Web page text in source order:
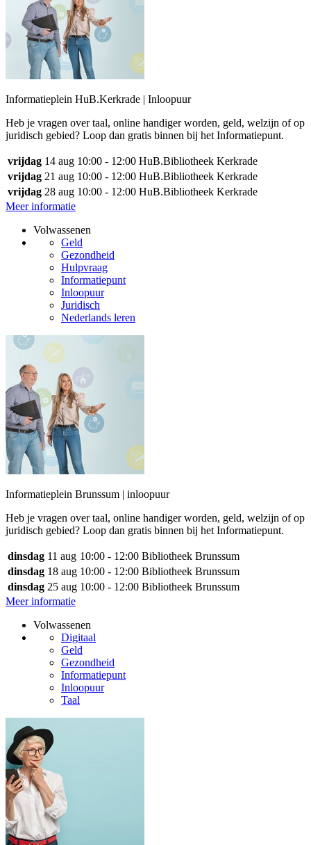
Informatieplein HuB.Kerkrade | Inloopuur
Heb je vragen over taal, online handiger worden, geld, welzijn of op
juridisch gebied? Loop dan gratis binnen bij het Informatiepunt.
vrijdag 14 aug 10:00 - 12:00 HuB.Bibliotheek Kerkrade
vrijdag 21 aug 10:00 - 12:00 HuB.Bibliotheek Kerkrade
vrijdag 28 aug 10:00 - 12:00 HuB.Bibliotheek Kerkrade
Meer informatie
Volwassenen
Geld
Gezondheid
Hulpvraag
Informatiepunt
Inloopuur
Juridisch
Nederlands leren
Informatieplein Brunssum | inloopuur
Heb je vragen over taal, online handiger worden, geld, welzijn of op
juridisch gebied? Loop dan gratis binnen bij het Informatiepunt.
dinsdag 11 aug 10:00 - 12:00 Bibliotheek Brunssum
dinsdag 18 aug 10:00 - 12:00 Bibliotheek Brunssum
dinsdag 25 aug 10:00 - 12:00 Bibliotheek Brunssum
Meer informatie
Volwassenen
Digitaal
Geld
Gezondheid
Informatiepunt
Inloopuur
Taal